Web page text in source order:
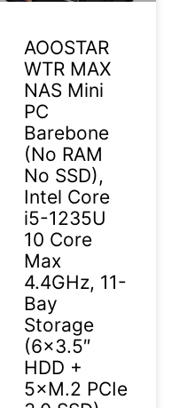
AOOSTAR
WTR MAX
NAS Mini
PC
Barebone
(No RAM
No SSD),
Intel Core
i5-1235U
10 Core
Max
4.4GHz, 11-
Bay
Storage
(6×3.5″
HDD +
5×M.2 PCIe